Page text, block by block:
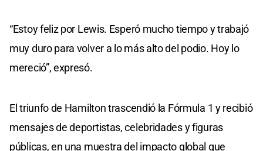
“Estoy feliz por Lewis. Esperó mucho tiempo y trabajó
muy duro para volver a lo más alto del podio. Hoy lo
mereció”, expresó.
El triunfo de Hamilton trascendió la Fórmula 1 y recibió
mensajes de deportistas, celebridades y figuras
públicas, en una muestra del impacto global que